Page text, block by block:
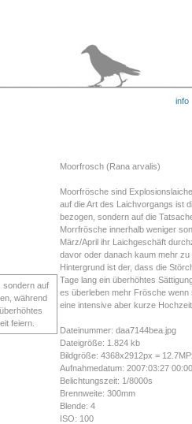
info
Moorfrosch (Rana arvalis)
Moorfrösche sind
auf die Art des Laichvorgangs ist
bezogen, sondern auf die
Morrfrösche innerhalb weniger
März/April ihr Laichgeschäft
davor oder danach kaum mehr zu
Hintergrund ist der, dass die
Tage lang ein überhöhtes
es überleben mehr Frösche wenn
eine intensive aber kurze Hochzeit
Dateinummer: daa7144bea.jpg
Dateigröße: 1.824 kb
Bildgröße: 4368x2912px =
Aufnahmedatum: 2007:03:27
Belichtungszeit: 1/8000s
Brennweite: 300mm
Blende: 4
ISO: 100